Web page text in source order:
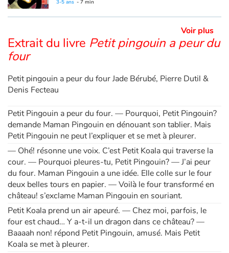
This book is also available in French:
3-5 ans - 7 min
Voir plus
Extrait du livre Petit pingouin a peur du
four
Petit pingouin a peur du four Jade Bérubé, Pierre Dutil &
Denis Fecteau
Petit Pingouin a peur du four. — Pourquoi, Petit Pingouin?
demande Maman Pingouin en dénouant son tablier. Mais
Petit Pingouin ne peut l’expliquer et se met à pleurer.
— Ohé! résonne une voix. C’est Petit Koala qui traverse la
cour. — Pourquoi pleures-tu, Petit Pingouin? — J’ai peur
du four. Maman Pingouin a une idée. Elle colle sur le four
deux belles tours en papier. — Voilà le four transformé en
château! s’exclame Maman Pingouin en souriant.
Petit Koala prend un air apeuré. — Chez moi, parfois, le
four est chaud… Y a-t-il un dragon dans ce château? —
Baaaah non! répond Petit Pingouin, amusé. Mais Petit
Koala se met à pleurer.